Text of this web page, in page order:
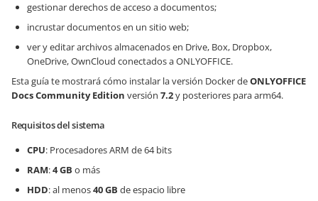
gestionar derechos de acceso a documentos;
incrustar documentos en un sitio web;
ver y editar archivos almacenados en Drive, Box, Dropbox,
OneDrive, OwnCloud conectados a ONLYOFFICE.
Esta guía te mostrará cómo instalar la versión Docker deONLYOFFICE
DocsCommunity Edition versión 7.2y posteriores para arm64.
Requisitos del sistema
CPU: Procesadores ARM de 64 bits
RAM:4 GB o más
HDD: al menos40 GB de espacio libre